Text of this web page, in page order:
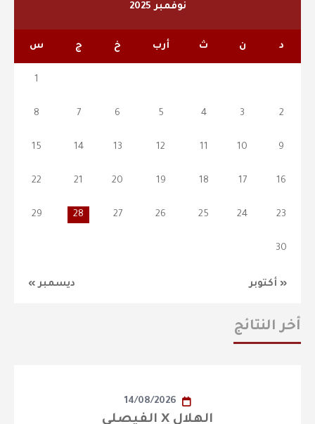
نوفمبر 2025
د ن ث أرب خ ج س
« أكتوبر ديسمبر »
1
2
3
4
5
6
7
8
9
10
11
12
13
14
15
16
17
18
19
20
21
22
23
24
25
26
27
28
29
30
أخر النتائج
14/08/2026
الهلال X الفيصلي